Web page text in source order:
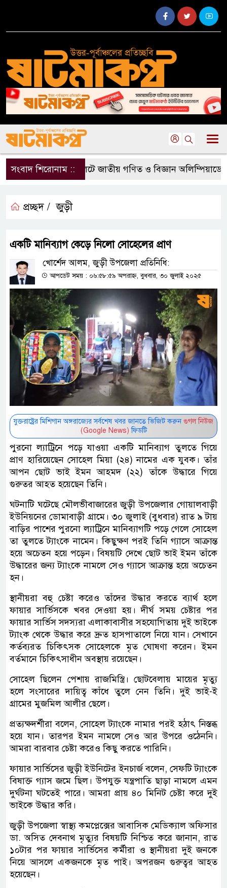
সংবাদ শিরোনাম ::সিলেটে জাতীয় গণিত ও বিজ্ঞান অলিম্পিয়াডে খুদে
প্রচ্ছদ / জুড়ী
একটি মানিব্যাগ কেড়ে নিলো সোহেলের প্রাণ
খোর্শেদ আলম, জুড়ী উপজেলা প্রতিনিধি:
আপডেট সময় : ০৬:৫৮:৫৯ অপরাহ্ন, বুধবার, ৩০ জুলাই ২০২৫
যুক্তরাষ্ট্রের মিশিগান অঙ্গরাজ্যের সর্বশেষ খবর জানতে ভিজিট করুন গুগল নিউজ
(Google News) ফিডটি
পুরনো ল্যাট্রিনে পড়ে যাওয়া একটি মানিব্যাগ তুলতে গিয়ে
প্রাণ হারিয়েছেন সোহেল মিয়া (২৪) নামের এক যুবক। তাঁর
আপন ছোট ভাই ইমন আহমদ (২২) তাঁকে উদ্ধারে গিয়ে
গুরুতর আহত হয়েছেন তিনি।
ঘটনাটি ঘটেছে মৌলভীবাজারের জুড়ী উপজেলার গোয়ালবাড়ী
ইউনিয়নের ডোমাবাড়ী গ্রামে। ৩০ জুলাই (বুধবার) রাত ৯ টায়
বাড়ির পাশের পুরনো ল্যাট্রিনে মানিব্যাগটি পড়ে গেলে সোহেল
তা তুলতে ট্যাংকে নামেন। কিছুক্ষণ পরই তিনি গ্যাসে আক্রান্ত
হয়ে অচেতন হয়ে পড়েন। বিষয়টি দেখে ছোট ভাই ইমন তাঁকে
উদ্ধারের জন্য ট্যাংকে নামলে সেও গ্যাসে আক্রান্ত হয়ে অচেতন
হন।
স্থানীয়রা বহু চেষ্টা করেও তাঁদের উদ্ধার করতে ব্যার্থ হলে
ফায়ার সার্ভিসকে খবর দেওয়া হয়। দীর্ঘ সময় চেষ্টার পর
ফায়ার সার্ভিস সদস্যরা এলাকাবাসীর সহযোগিতায় দুই ভাইকে
ট্যাংক থেকে উদ্ধার করে দ্রুত হাসপাতালে নিয়ে যান। সেখানে
কর্তব্যরত চিকিৎসক সোহেলকে মৃত ঘোষণা করেন। ইমন
বর্তমানে চিকিৎসাধীন অবস্থায় রয়েছেন।
সোহেল ছিলেন পেশায় রাজমিস্ত্রি। ছোটবেলায় মায়ের মৃত্যু
হলে সংসারের দায়িত্ব কাঁধে তুলে নেন তিনি। দুই ভাই-ই
গ্রামের মুজমিল আলীর ছেলে।
প্রত্যক্ষদর্শীরা বলেন, সোহেল ট্যাংকে নামার পরই হঠাৎ নিস্তব্ধ
হয়ে যান। তারপর ইমন নামলে সেও আর উপরে ওঠেননি।
আমরা বারবার চেষ্টা করেও কিছু করতে পারিনি।
ফায়ার সার্ভিসের জুড়ী ইউনিটের ইনচার্জ বলেন, সেফটি ট্যাংকে
বিষাক্ত গ্যাস জমে ছিল। উপযুক্ত যন্ত্রপাতি ছাড়া নামলে এমন
দুর্ঘটনা ঘটতেই পারে। আমরা প্রায় ৪০ মিনিট চেষ্টা করে দুই
ভাইকে উদ্ধার করি।
জুড়ী উপজেলা স্বাস্থ্য কমপ্লেক্সের আবাসিক মেডিক্যাল অফিসার
ডা. অসিত দেবনাথ মৃত্যুর বিষয়টি নিশ্চিত করে জানান, রাত
১০টার পর ফায়ার সার্ভিসের কর্মীরা ও স্থানীয়রা দুই জনকে
নিয়ে আসলে একজনকে মৃত পাই। অপরজন গুরুত্বর আহত
হয়েছেন।